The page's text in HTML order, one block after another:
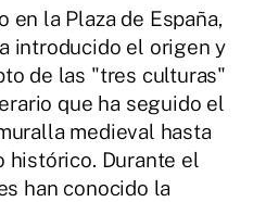
en la Plaza de España,
introducido el origen y
de las "tres culturas"
que ha seguido el
medieval hasta
histórico. Durante el
han conocido la